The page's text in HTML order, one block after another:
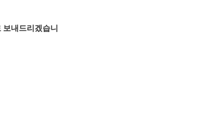
내드리겠습니